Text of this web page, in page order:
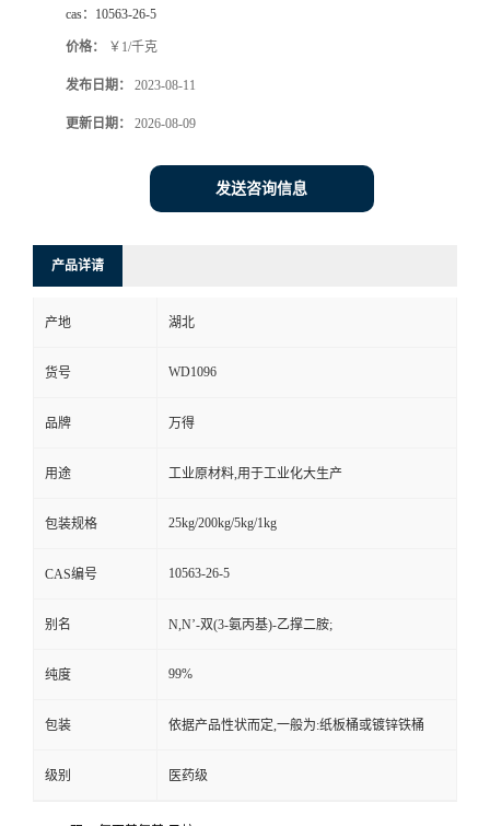
cas： 10563-26-5
价格： ￥1/千克
发布日期： 2023-08-11
更新日期： 2026-08-09
发送咨询信息
产品详请
产地 湖北
货号 WD1096
品牌 万得
用途 工业原材料,用于工业化大生产
包装规格 25kg/200kg/5kg/1kg
CAS编号 10563-26-5
别名 N,N’-双(3-氨丙基)-乙撑二胺;
纯度 99%
包装 依据产品性状而定,一般为:纸板桶或镀锌铁桶
级别 医药级